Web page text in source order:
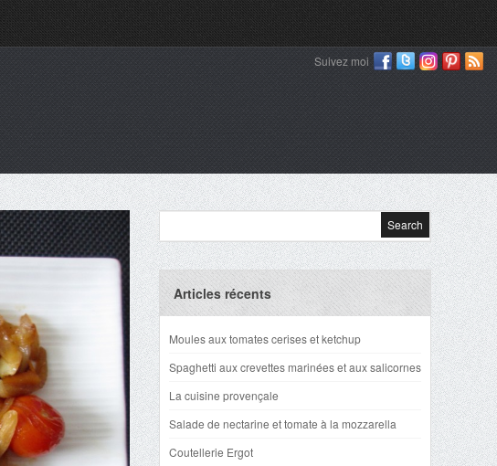
Suivez moi
Articles récents
Moules aux tomates cerises et ketchup
Spaghetti aux crevettes marinées et aux salicornes
La cuisine provençale
Salade de nectarine et tomate à la mozzarella
Coutellerie Ergot